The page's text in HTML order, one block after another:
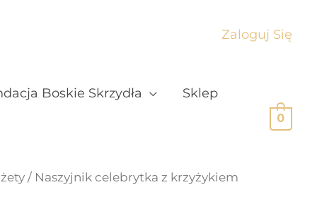
Zaloguj Się
Boskie Skrzydła Sklep
0
/ Naszyjnik celebrytka z krzyżykiem